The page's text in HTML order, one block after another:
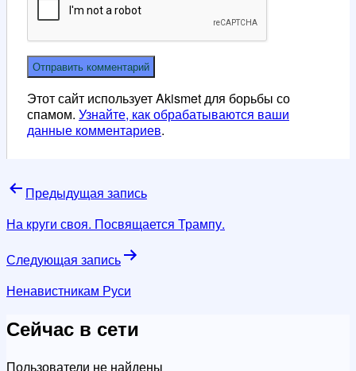
Этот сайт использует Akismet для борьбы со
спамом. Узнайте, как обрабатываются ваши
данные комментариев.
Навигация
по
Предыдущая запись
На круги своя. Посвящается Трампу.
Следующая запись
Ненавистникам Руси
Сейчас в сети
Пользователи не найдены